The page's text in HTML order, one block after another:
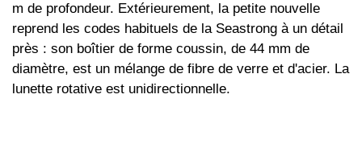
m de profondeur. Extérieurement, la petite nouvelle
reprend les codes habituels de la Seastrong à un détail
près : son boîtier de forme coussin, de 44 mm de
diamètre, est un mélange de fibre de verre et d'acier. La
lunette rotative est unidirectionnelle.